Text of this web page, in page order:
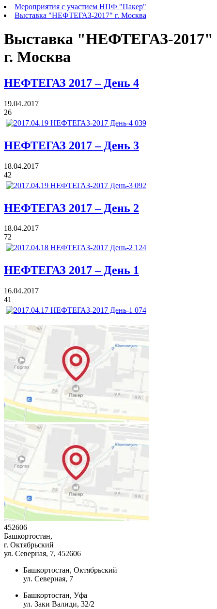
Мероприятия с участием НПФ "Пакер"
Выставка "НЕФТЕГАЗ-2017" г. Москва
Выставка "НЕФТЕГАЗ-2017"
г. Москва
НЕФТЕГАЗ 2017 – День 4
19.04.2017
26
НЕФТЕГАЗ 2017 – День 3
18.04.2017
42
НЕФТЕГАЗ 2017 – День 2
18.04.2017
72
НЕФТЕГАЗ 2017 – День 1
16.04.2017
41
452606
Башкортостан,
г. Октябрьский
ул. Северная, 7, 452606
Башкортостан, Октябрьский
ул. Северная, 7
Башкортостан, Уфа
ул. Заки Валиди, 32/2